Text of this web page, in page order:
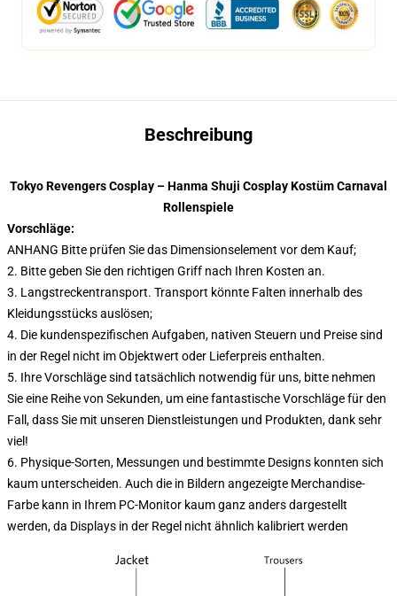
Beschreibung
Tokyo Revengers Cosplay – Hanma Shuji Cosplay Kostüm Carnaval
Rollenspiele
Vorschläge:
ANHANG Bitte prüfen Sie das Dimensionselement vor dem Kauf;
2. Bitte geben Sie den richtigen Griff nach Ihren Kosten an.
3. Langstreckentransport. Transport könnte Falten innerhalb des
Kleidungsstücks auslösen;
4. Die kundenspezifischen Aufgaben, nativen Steuern und Preise sind
in der Regel nicht im Objektwert oder Lieferpreis enthalten.
5. Ihre Vorschläge sind tatsächlich notwendig für uns, bitte nehmen
Sie eine Reihe von Sekunden, um eine fantastische Vorschläge für den
Fall, dass Sie mit unseren Dienstleistungen und Produkten, dank sehr
viel!
6. Physique-Sorten, Messungen und bestimmte Designs konnten sich
kaum unterscheiden. Auch die in Bildern angezeigte Merchandise-
Farbe kann in Ihrem PC-Monitor kaum ganz anders dargestellt
werden, da Displays in der Regel nicht ähnlich kalibriert werden